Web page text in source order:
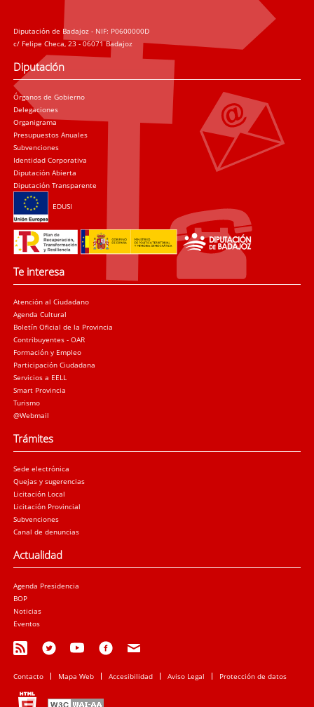
Diputación de Badajoz - NIF: P0600000D
c/ Felipe Checa, 23 - 06071 Badajoz
Diputación
Órganos de Gobierno
Delegaciones
Organigrama
Presupuestos Anuales
Subvenciones
Identidad Corporativa
Diputación Abierta
Diputación Transparente
EDUSI
Te interesa
Atención al Ciudadano
Agenda Cultural
Boletín Oficial de la Provincia
Contribuyentes - OAR
Formación y Empleo
Participación Ciudadana
Servicios a EELL
Smart Provincia
Turismo
@Webmail
Trámites
Sede electrónica
Quejas y sugerencias
Licitación Local
Licitación Provincial
Subvenciones
Canal de denuncias
Actualidad
Agenda Presidencia
BOP
Noticias
Eventos
Contacto Mapa Web Accesibilidad Aviso Legal Protección de datos